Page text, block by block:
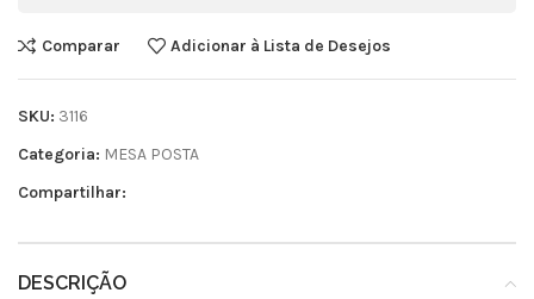
Comparar Adicionar à Lista de Desejos
SKU: 3116
Categoria: MESA POSTA
Compartilhar:
DESCRIÇÃO